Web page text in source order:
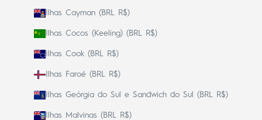
Ilhas Cayman (BRL R$)
Ilhas Cocos (Keeling) (BRL R$)
Ilhas Cook (BRL R$)
Ilhas Faroé (BRL R$)
Ilhas Geórgia do Sul e Sandwich do Sul (BRL R$)
Ilhas Malvinas (BRL R$)